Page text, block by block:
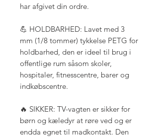
har afgivet din ordre.
💪 HOLDBARHED: Lavet med 3
mm (1/8 tommer) tykkelse PETG for
holdbarhed, den er ideel til brug i
offentlige rum såsom skoler,
hospitaler, fitnesscentre, barer og
indkøbscentre.
🔥 SIKKER: TV-vagten er sikker for
børn og kæledyr at røre ved og er
endda egnet til madkontakt. Den